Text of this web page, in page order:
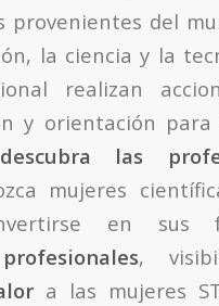
provenientes del
la ciencia y la
realizan
y orientación
descubra las
mujeres
en sus
,
a las mujeres